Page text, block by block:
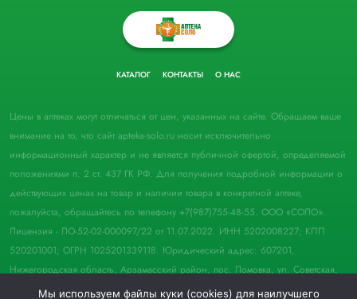
КАТАЛОГ КОНТАКТЫ О НАС
Цены в аптеках могут отличаться от цен, указанных на сайте. Обращаем ваше
внимание на то, что сайт apteka-solo.ru носит исключительно
информационный характер и не является публичной офертой, определяемой
положениями п. 2 ст. 437 ГК РФ. Для получения подробной информации о
действующих ценах на товар и наличии товара в конкретной аптеке,
пожалуйста, обращайтесь по телефону +7(987)755-48-55. ООО «СОЛО».
Лицензия - ЛО-52-02-000097/22 от 11.07.2022. ИНН 5202008227; КПП
520201001; ОГРН 1025201339118. Юридический адрес: 607201,
Нижегородская область, Арзамасский район, пос. Ломовка, ул. Советская,
д. 33, пом. 21.
Мы используем файлы куки (cookies) для наилучшего